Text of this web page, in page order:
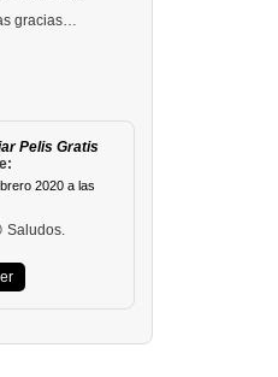
gracias…
Pelis Gratis
2020 a las
Saludos.